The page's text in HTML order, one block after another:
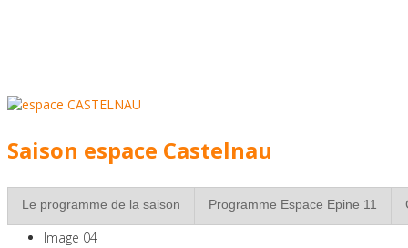
professionnels
experimentés
à Strasbourg
Image 04
Saison espace Castelnau
Le programme de la saison Programme Espace Epine 11